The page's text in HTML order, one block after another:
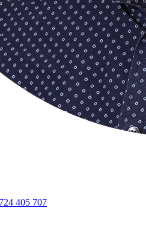
405 707